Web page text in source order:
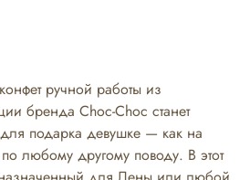
ручной работы из
бренда Choc-Choc станет
подарка девушке — как на
любому другому поводу. В этот